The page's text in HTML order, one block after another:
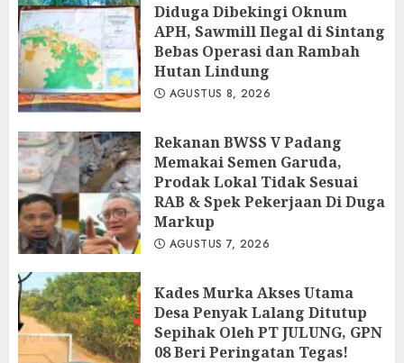
Diduga Dibekingi Oknum
APH, Sawmill Ilegal di Sintang
Bebas Operasi dan Rambah
Hutan Lindung
AGUSTUS 8, 2026
Rekanan BWSS V Padang
Memakai Semen Garuda,
Prodak Lokal Tidak Sesuai
RAB & Spek Pekerjaan Di Duga
Markup
AGUSTUS 7, 2026
Kades Murka Akses Utama
Desa Penyak Lalang Ditutup
Sepihak Oleh PT JULUNG, GPN
08 Beri Peringatan Tegas!